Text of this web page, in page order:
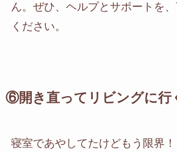
ん。ぜひ、ヘルプとサポートを
ください。
⑥開き直ってリビングに行
寝室であやしてたけどもう限界